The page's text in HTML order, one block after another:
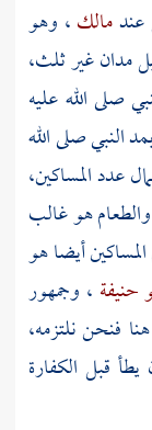
عندمالك، وهو
مدان غير ثلث،
صلى الله عليه
النبي صلى الله
عدد المساكين،
هو غالب
أيضا هو
حنيفة ، وجمهور
فنحن نلتزمه،
قبل الكفارة